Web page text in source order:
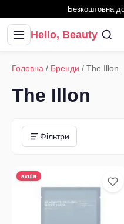
Безкоштовна
Hello, Beauty
Головна / Бренди / The Illon
The Illon
Фільтри
акція